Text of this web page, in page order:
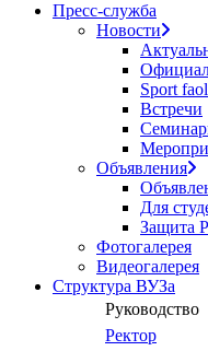
Пресс-служба
Новости
Sport
Встречи
Объявления
Для
Защита
Фотогалерея
Видеогалерея
Структура ВУЗа
Руководство
Ректор